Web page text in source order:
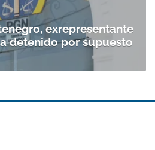
exrepresentante
detenido por supuesto